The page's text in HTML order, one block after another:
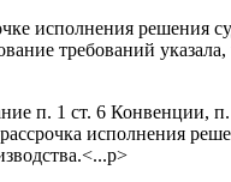
исполнения
требований
п. 1 ст. 6
исполнения